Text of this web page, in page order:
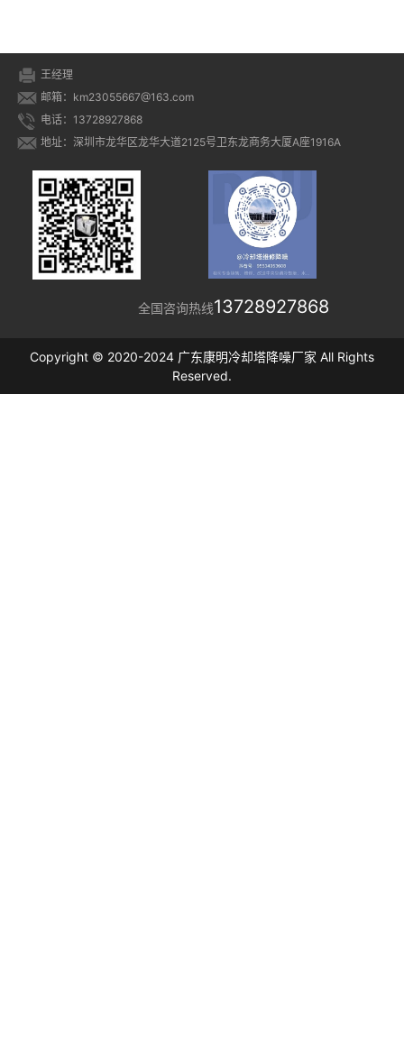
王经理
邮箱：km23055667@163.com
电话：13728927868
地址：深圳市龙华区龙华大道2125号卫东龙商务大厦A座1916A
全国咨询热线13728927868
Copyright © 2020-2024 广东康明冷却塔降噪厂家 All Rights
Reserved.